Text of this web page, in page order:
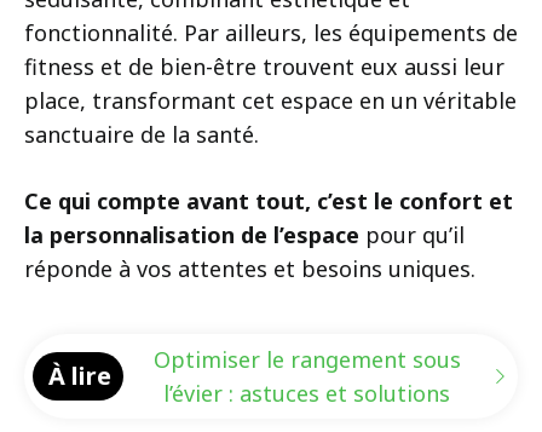
fonctionnalité. Par ailleurs, les équipements de
fitness et de bien-être trouvent eux aussi leur
place, transformant cet espace en un véritable
sanctuaire de la santé.
Ce qui compte avant tout, c’est le confort et
la personnalisation de l’espace pour qu’il
réponde à vos attentes et besoins uniques.
À lire
Optimiser le rangement sous
l’évier : astuces et solutions